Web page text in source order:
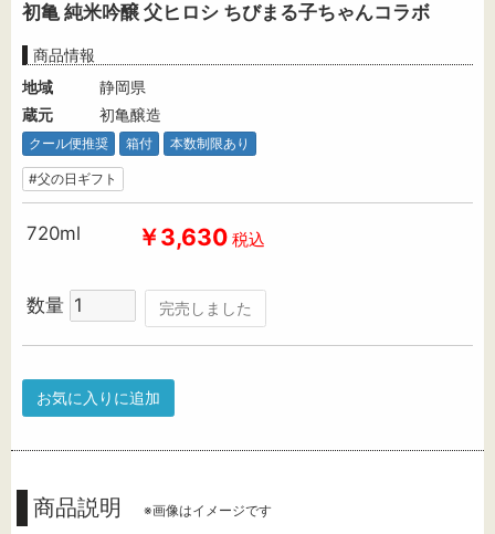
初亀 純米吟醸 父ヒロシ ちびまる子ちゃんコラボ
商品情報
地域
静岡県
蔵元
初亀醸造
クール便推奨 箱付 本数制限あり
#父の日ギフト
720ml ￥3,630 税込
数量 完売しました
お気に入りに追加
商品説明 ※画像はイメージです